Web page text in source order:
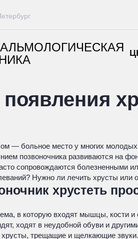
— больное место у многих
позвоночника развиваются на
сопровождаются болезненными
Нужно ли лечить хрусты или
хрустеть
в которую входят мышцы, кости
ходят в неудобной обуви и
хрусты, трещащие и щелкающие звуки.